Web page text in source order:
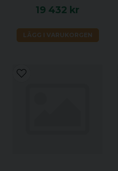
19 432 kr
LÄGG I VARUKORGEN